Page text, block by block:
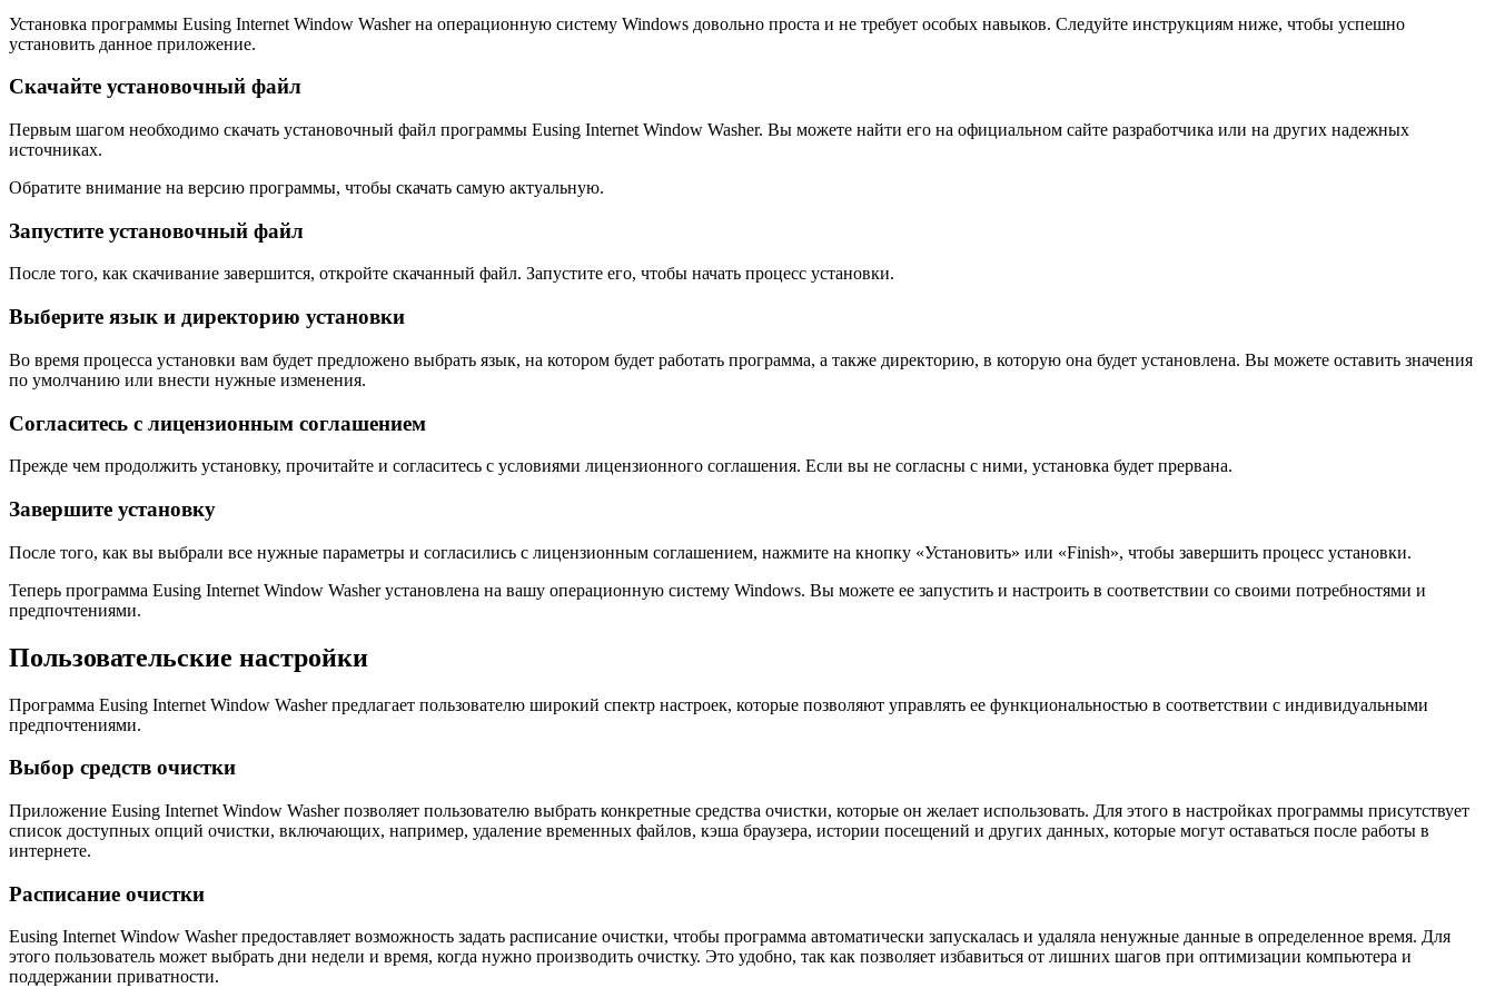
Установка программы Eusing Internet Window Washer на операционную систему Windows довольно проста и не требует особых навыков. Следуйте инструкциям ниже, чтобы успешно
установить данное приложение.
Скачайте установочный файл
Первым шагом необходимо скачать установочный файл программы Eusing Internet Window Washer. Вы можете найти его на официальном сайте разработчика или на других надежных
источниках.
Обратите внимание на версию программы, чтобы скачать самую актуальную.
Запустите установочный файл
После того, как скачивание завершится, откройте скачанный файл. Запустите его, чтобы начать процесс установки.
Выберите язык и директорию установки
Во время процесса установки вам будет предложено выбрать язык, на котором будет работать программа, а также директорию, в которую она будет установлена. Вы можете оставить значения
по умолчанию или внести нужные изменения.
Согласитесь с лицензионным соглашением
Прежде чем продолжить установку, прочитайте и согласитесь с условиями лицензионного соглашения. Если вы не согласны с ними, установка будет прервана.
Завершите установку
После того, как вы выбрали все нужные параметры и согласились с лицензионным соглашением, нажмите на кнопку «Установить» или «Finish», чтобы завершить процесс установки.
Теперь программа Eusing Internet Window Washer установлена на вашу операционную систему Windows. Вы можете ее запустить и настроить в соответствии со своими потребностями и
предпочтениями.
Пользовательские настройки
Программа Eusing Internet Window Washer предлагает пользователю широкий спектр настроек, которые позволяют управлять ее функциональностью в соответствии с индивидуальными
предпочтениями.
Выбор средств очистки
Приложение Eusing Internet Window Washer позволяет пользователю выбрать конкретные средства очистки, которые он желает использовать. Для этого в настройках программы присутствует
список доступных опций очистки, включающих, например, удаление временных файлов, кэша браузера, истории посещений и других данных, которые могут оставаться после работы в
интернете.
Расписание очистки
Eusing Internet Window Washer предоставляет возможность задать расписание очистки, чтобы программа автоматически запускалась и удаляла ненужные данные в определенное время. Для
этого пользователь может выбрать дни недели и время, когда нужно производить очистку. Это удобно, так как позволяет избавиться от лишних шагов при оптимизации компьютера и
поддержании приватности.